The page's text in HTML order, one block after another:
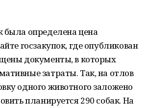
определена цена
госзакупок, где опубликован
документы, в которых
затраты. Так, на отлов
одного животного заложено
планируется 290 собак. На